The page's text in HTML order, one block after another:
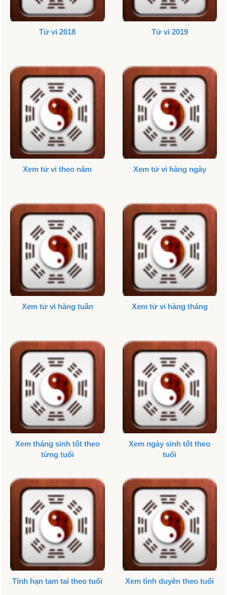
Tử vi 2018 Tử vi 2019
Xem tử vi theo năm Xem tử vi hàng ngày
Xem tử vi hàng tuần Xem tử vi hàng tháng
Xem tháng sinh tốt theo
từng tuổi
Xem ngày sinh tốt theo
tuổi
Tính hạn tam tai theo tuổi Xem tình duyên theo tuổi